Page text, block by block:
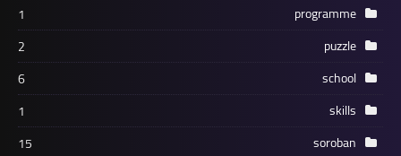
programme
1
puzzle
2
school
6
skills
1
soroban
15